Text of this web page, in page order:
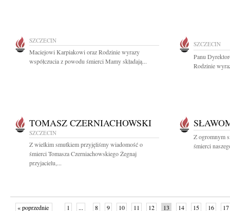
SZCZECIN
Maciejowi Karpiakowi oraz Rodzinie wyrazy
współczucia z powodu śmierci Mamy składają...
SZCZECIN
Panu
Rodzinie
TOMASZ CZERNIACHOWSKI
SZCZECIN
Z wielkim smutkiem przyjęliśmy wiadomość o
śmierci Tomasza Czerniachowskiego Żegnaj
przyjacielu,...
Z ogromnym
śmierci
« poprzednie 1 ... 8 9 10 11 12 13 14 15 16 17